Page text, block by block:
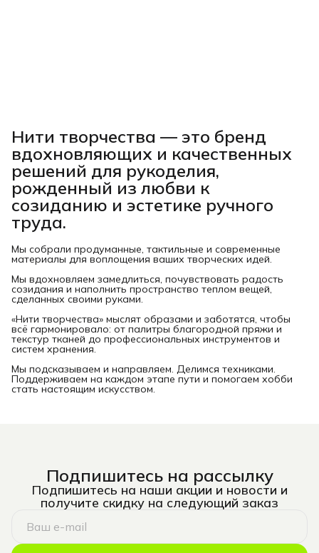
Нити творчества — это бренд
вдохновляющих и качественных
решений для рукоделия,
рожденный из любви к
созиданию и эстетике ручного
труда.
Мы собрали продуманные, тактильные и современные
материалы для воплощения ваших творческих идей.
Мы вдохновляем замедлиться, почувствовать радость
созидания и наполнить пространство теплом вещей,
сделанных своими руками.
«Нити творчества» мыслят образами и заботятся, чтобы
всё гармонировало: от палитры благородной пряжи и
текстур тканей до профессиональных инструментов и
систем хранения.
Мы подсказываем и направляем. Делимся техниками.
Поддерживаем на каждом этапе пути и помогаем хобби
стать настоящим искусством.
Подпишитесь на рассылку
Подпишитесь на наши акции и новости и
получите скидку на следующий заказ